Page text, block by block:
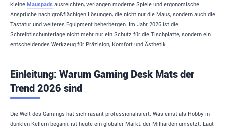
kleine Mauspads ausreichten, verlangen moderne Spiele und ergonomische
Ansprüche nach großflächigen Lösungen, die nicht nur die Maus, sondern auch die
Tastatur und weiteres Equipment beherbergen. Im Jahr 2026 ist die
Schreibtischunterlage nicht mehr nur ein Schutz für die Tischplatte, sondern ein
entscheidendes Werkzeug für Präzision, Komfort und Ästhetik.
Einleitung: Warum Gaming Desk Mats der
Trend 2026 sind
Die Welt des Gamings hat sich rasant professionalisiert. Was einst als Hobby in
dunklen Kellern begann, ist heute ein globaler Markt, der Milliarden umsetzt. Laut